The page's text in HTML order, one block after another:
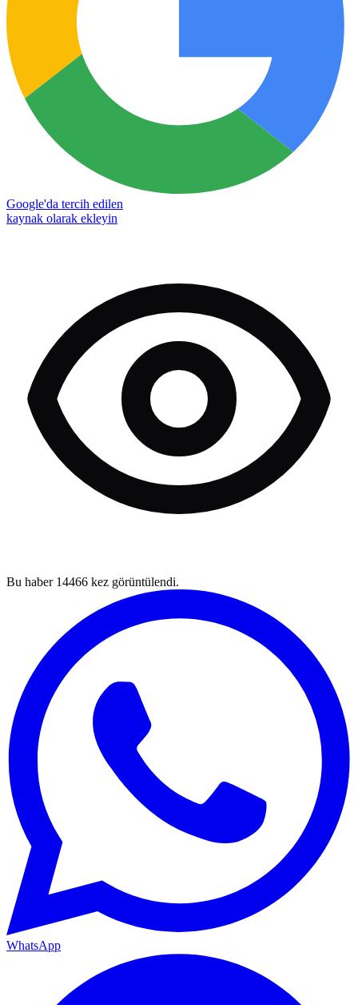
Google'da tercih edilen
kaynak olarak ekleyin
Bu haber 14466 kez görüntülendi.
WhatsApp